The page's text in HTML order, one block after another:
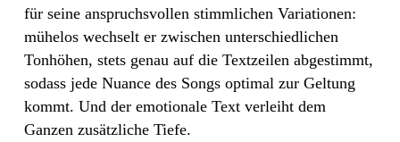
für seine anspruchsvollen stimmlichen Variationen:
mühelos wechselt er zwischen unterschiedlichen
Tonhöhen, stets genau auf die Textzeilen abgestimmt,
sodass jede Nuance des Songs optimal zur Geltung
kommt. Und der emotionale Text verleiht dem
Ganzen zusätzliche Tiefe.